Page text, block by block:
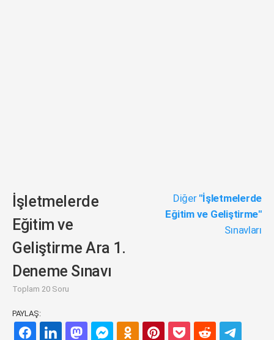
İşletmelerde
Eğitim ve
Geliştirme Ara 1.
Deneme Sınavı
Toplam 20 Soru
Diğer "İşletmelerde
Eğitim ve Geliştirme"
Sınavları
PAYLAŞ: